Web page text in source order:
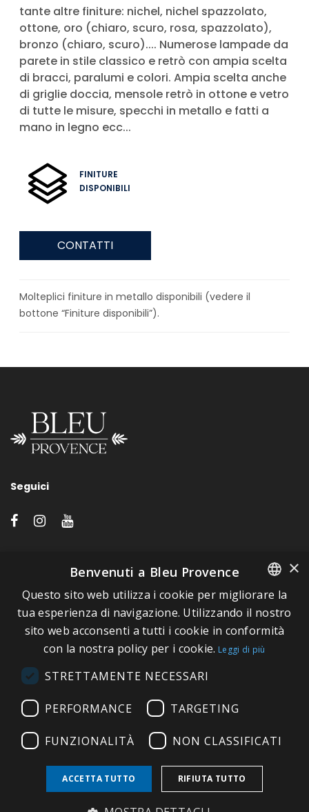
tante altre finiture: nichel, nichel spazzolato,
ottone, oro (chiaro, scuro, rosa, spazzolato),
bronzo (chiaro, scuro).... Numerose lampade da
parete in stile classico e retrò con ampia scelta
di bracci, paralumi e colori. Ampia scelta anche
di griglie doccia, mensole retrò in ottone e vetro
di tutte le misure, specchi in metallo e fatti a
mano in legno ecc...
FINITURE
DISPONIBILI
CONTATTI
Molteplici finiture in metallo disponibili (vedere il
bottone “Finiture disponibili”).
Seguici
A proposito di Bleu Provence
Informazioni legali
Condizioni di vendita
Contatti
FRENCH
ITALIAN
GERMAN
×
Benvenuti a Bleu Provence
Questo sito web utilizza i cookie per migliorare la
tua esperienza di navigazione. Utilizzando il nostro
sito web acconsenti a tutti i cookie in conformità
con la nostra policy per i cookie. Leggi di più
STRETTAMENTE NECESSARI
PERFORMANCE TARGETING
FUNZIONALITÀ NON CLASSIFICATI
ACCETTA TUTTO RIFIUTA TUTTO